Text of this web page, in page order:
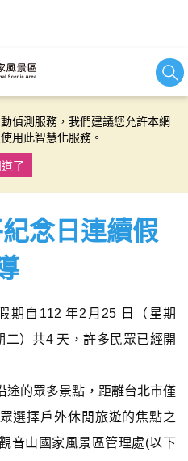
續優化網站服務，並有助於為
偵測服務，我們建議您允許本網
用此智慧化服務。
了
念日連續假
期自112 年2月25 日（星期
）共4 天，許多民眾已經開
途的眾多景點，距離台北市僅
選擇戶外休閒旅遊的焦點之
音山國家風景區管理處(以下